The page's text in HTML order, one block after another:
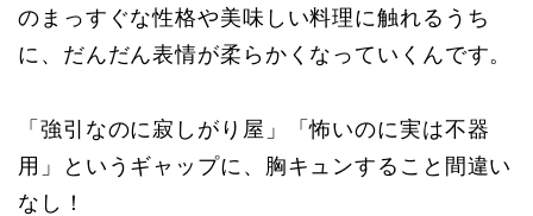
のまっすぐな性格や美味しい料理に触れるうち
に、だんだん表情が柔らかくなっていくんです。
「強引なのに寂しがり屋」「怖いのに実は不器
用」というギャップに、胸キュンすること間違い
なし！